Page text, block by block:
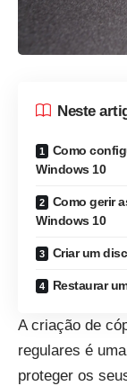
Neste
Como
Windows 10
Como gerir
Windows 10
Criar um
Restaurar
A criação de
regulares é
proteger os